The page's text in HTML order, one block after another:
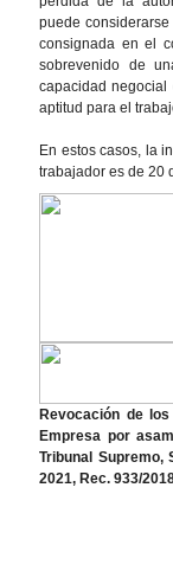
puede
consignada en el
sobrevenido de
capacidad negocial
aptitud para el
En estos casos, la
trabajador es de 20
Revocación de
Empresa por
Tribunal Supremo,
2021, Rec. 933/